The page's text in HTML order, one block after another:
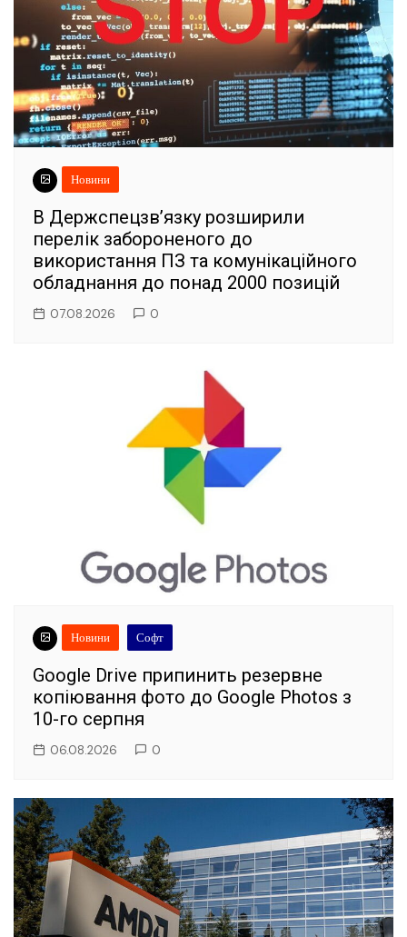
Новини
В Держспецзв’язку розширили
перелік забороненого до
використання ПЗ та комунікаційного
обладнання до понад 2000 позицій
07.08.2026 0
Новини Софт
Google Drive припинить резервне
копіювання фото до Google Photos з
10-го серпня
06.08.2026 0